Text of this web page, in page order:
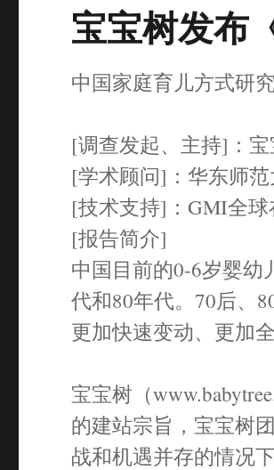
宝宝树发布
中国家庭育儿方式研
[调查发起、主持]：宝
[学术顾问]：华东师
[技术支持]：GMI全
[报告简介]
中国目前的0-6岁婴幼
代和80年代。70后、
更加快速变动、更加
宝宝树（
的建站宗旨，宝宝树
战和机遇并存的情况